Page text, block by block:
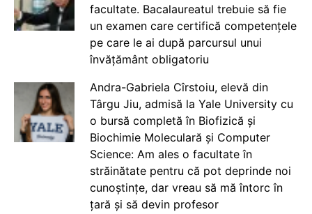
facultate. Bacalaureatul trebuie să fie
un examen care certifică competențele
pe care le ai după parcursul unui
învățământ obligatoriu
Andra-Gabriela Cîrstoiu, elevă din
Târgu Jiu, admisă la Yale University cu
o bursă completă în Biofizică și
Biochimie Moleculară și Computer
Science: Am ales o facultate în
străinătate pentru că pot deprinde noi
cunoștințe, dar vreau să mă întorc în
țară și să devin profesor